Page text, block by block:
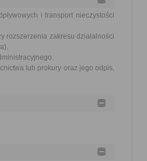
i transport nieczystości
rozszerzenia zakresu działalności
lub prokury oraz jego odpis,